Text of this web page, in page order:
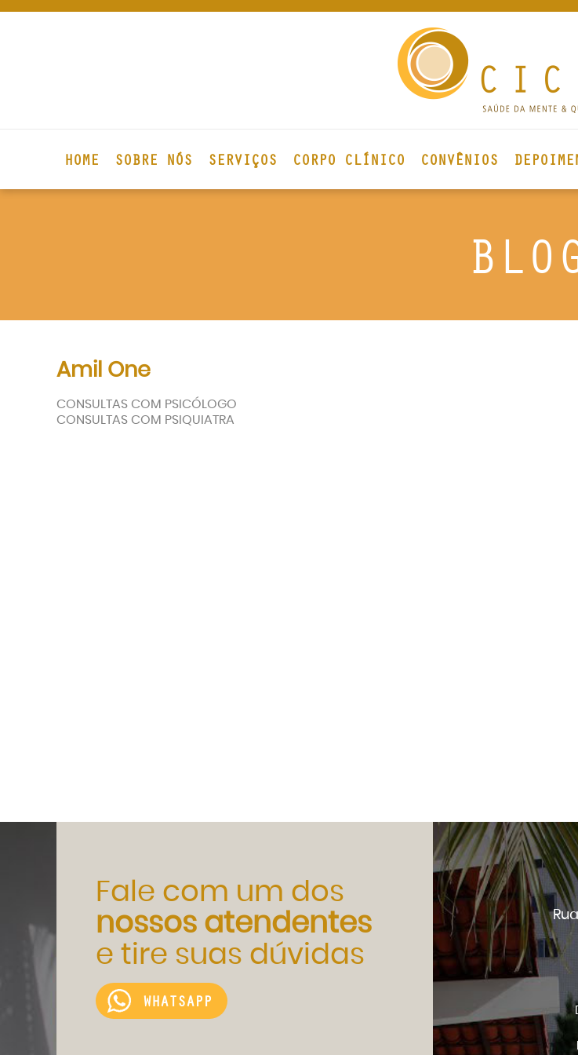
HOME SOBRE NÓS SERVIÇOS CORPO CLÍNICO CONVÊNIOS
Amil One
CONSULTAS COM PSICÓLOGO
CONSULTAS COM PSIQUIATRA
Fale com um dos
nossos atendentes
e tire suas dúvidas
WHATSAPP